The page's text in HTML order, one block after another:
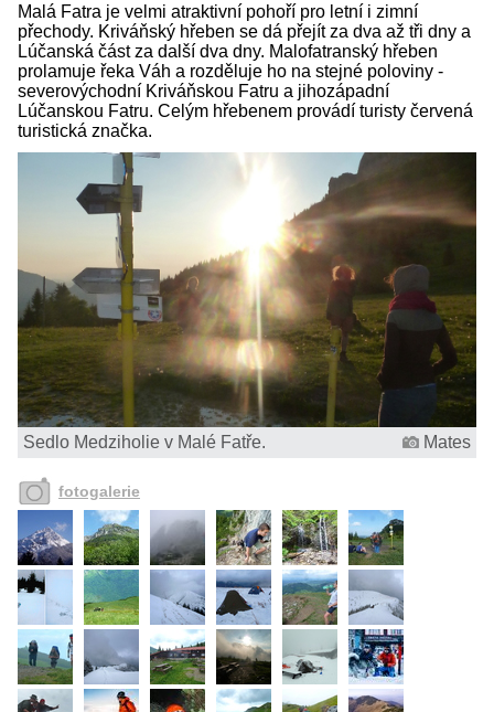
Malá Fatra je velmi atraktivní pohoří pro letní i zimní
přechody. Kriváňský hřeben se dá přejít za dva až tři dny a
Lúčanská část za další dva dny. Malofatranský hřeben
prolamuje řeka Váh a rozděluje ho na stejné poloviny -
severovýchodní Kriváňskou Fatru a jihozápadní
Lúčanskou Fatru. Celým hřebenem provádí turisty červená
turistická značka.
Sedlo Medziholie v Malé Fatře. Mates
fotogalerie